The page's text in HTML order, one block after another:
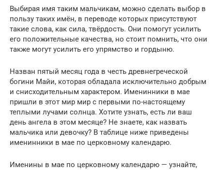
Выбирая имя таким мальчикам, можно сделать выбор в
пользу таких имён, в переводе которых присутствуют
такие слова, как сила, твёрдость. Они помогут усилить
его положительные качества, но стоит помнить, что они
также могут усилить его упрямство и гордыню.
Назван пятый месяц года в честь древнегреческой
богини Майи, которая обладала исключительно добрым
и снисходительным характером. Именинники в мае
пришли в этот мир мир с первыми по-настоящему
теплыми лучами солнца. Хотите узнать, есть ли ваш
день ангела в этом месяце? Не знаете, как назвать
мальчика или девочку? В таблице ниже приведены
именинники в мае по церковному календарю.
Именины в мае по церковному календарю — узнайте,